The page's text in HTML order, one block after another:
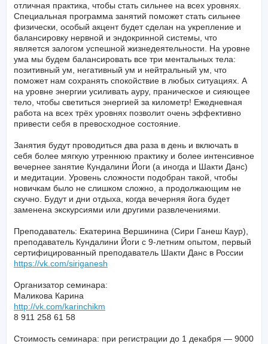
отличная практика, чтобы стать сильнее на всех уровнях.
Специальная программа занятий поможет стать сильнее
физически, особый акцент будет сделан на укрепление и
балансировку нервной и эндокринной системы, что
является залогом успешной жизнедеятельности. На уровне
ума мы будем балансировать все три ментальных тела:
позитивный ум, негативный ум и нейтральный ум, что
поможет нам сохранять спокойствие в любых ситуациях. А
на уровне энергии усиливать ауру, праническое и сияющее
тело, чтобы светиться энергией за километр! Ежедневная
работа на всех трёх уровнях позволит очень эффективно
привести себя в превосходное состояние.
Занятия будут проводиться два раза в день и включать в
себя более мягкую утреннюю практику и более интенсивное
вечернее занятие Кундалини Йоги (а иногда и Шакти Данс)
и медитации. Уровень сложности подобран такой, чтобы
новичкам было не слишком сложно, а продолжающим не
скучно. Будут и дни отдыха, когда вечерняя йога будет
заменена экскурсиями или другими развлечениями.
Преподаватель: Екатерина Вершинина (Сири Ганеш Каур),
преподаватель Кундалини Йоги с 9-летним опытом, первый
сертифицированный преподаватель Шакти Данс в России
https://vk.com/siriganesh
Организатор семинара:
Маликова Карина
http://vk.com/karinchikm
8 911 258 61 58
Стоимость семинара: при регистрации до 1 декабря — 9000